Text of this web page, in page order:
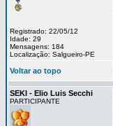
Registrado: 22/05/12
Idade: 29
Mensagens: 184
Localização: Salgueiro-PE
Voltar ao topo
SEKI - Elio Luis Secchi
PARTICIPANTE